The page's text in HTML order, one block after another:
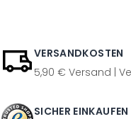
VERSANDKOSTEN
5,90 € Versand |
SICHER EINKAUFEN